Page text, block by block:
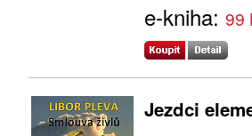
e-kniha: 99
Jezdci